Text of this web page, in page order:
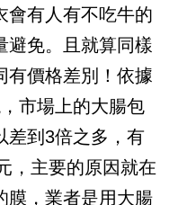
會有人有不吃牛的
避免。且就算同樣
有價格差別！依據
市場上的大腸包
差到 3倍之多，有
，主要的原因就在
膜，業者是用大腸